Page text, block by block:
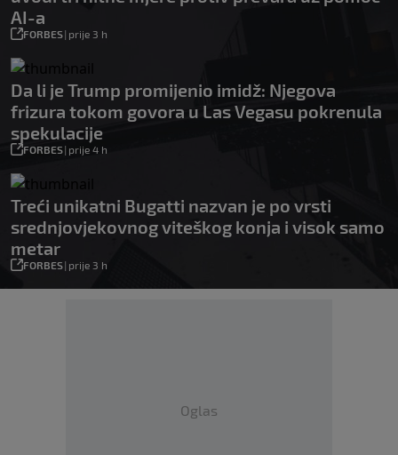
AI-a
FORBES| prije 3 h
Da li je Trump promijenio imidž: Njegova
frizura tokom govora u Las Vegasu pokrenula
spekulacije
FORBES| prije 4 h
Treći unikatni Bugatti nazvan je po vrsti
srednjovjekovnog viteškog konja i visok samo
metar
FORBES| prije 3 h
Oglas